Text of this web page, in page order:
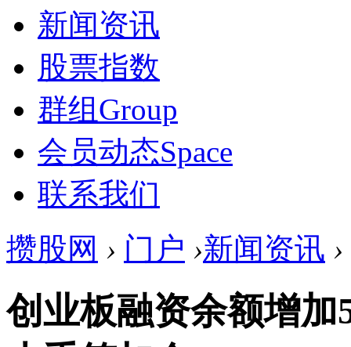
新闻资讯
股票指数
群组 Group
会员动态Space
联系我们
攒股网 › 门户 ›新闻资讯 ›
创业板融资余额增加